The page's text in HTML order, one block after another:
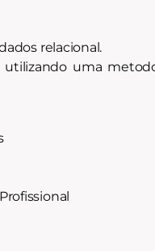
relacional.
uma